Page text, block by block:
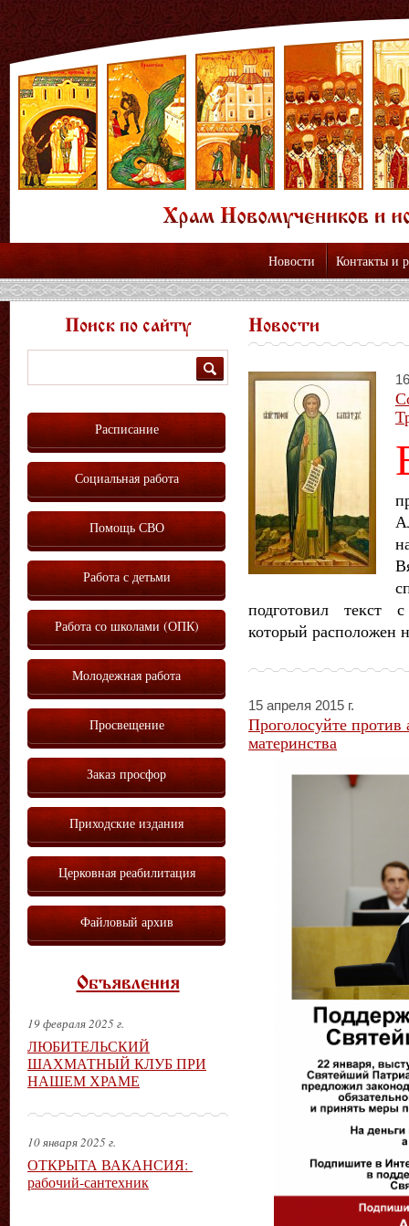
Новости Контакты и
Новости
подготовил текст
который расположен
15 апреля 2015 г.
Проголосуйте против
материнства
Поиск по сайту
Расписание
Социальная работа
Помощь СВО
Работа с детьми
Работа со школами (ОПК)
Молодежная работа
Просвещение
Заказ просфор
Приходские издания
Церковная реабилитация
Файловый архив
Объявления
19 февраля 2025 г.
ЛЮБИТЕЛЬСКИЙ
ШАХМАТНЫЙ КЛУБ ПРИ
НАШЕМ ХРАМЕ
10 января 2025 г.
ОТКРЫТА ВАКАНСИЯ:
рабочий-сантехник